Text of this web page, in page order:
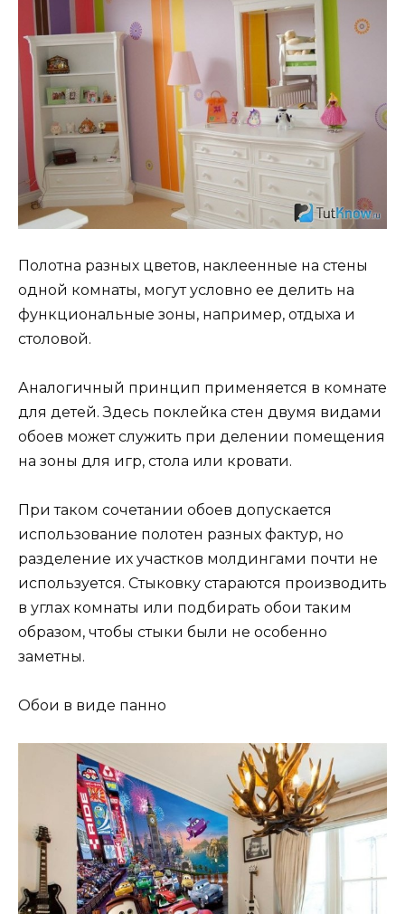
Полотна разных цветов, наклеенные на стены
одной комнаты, могут условно ее делить на
функциональные зоны, например, отдыха и
столовой.
Аналогичный принцип применяется в комнате
для детей. Здесь поклейка стен двумя видами
обоев может служить при делении помещения
на зоны для игр, стола или кровати.
При таком сочетании обоев допускается
использование полотен разных фактур, но
разделение их участков молдингами почти не
используется. Стыковку стараются производить
в углах комнаты или подбирать обои таким
образом, чтобы стыки были не особенно
заметны.
Обои в виде панно